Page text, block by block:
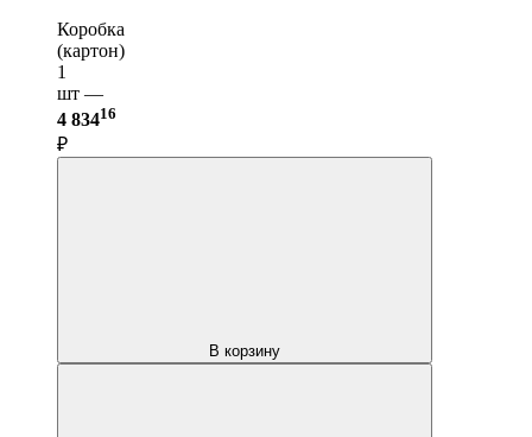
Коробка
(картон)
1
шт —
4 83416
₽
В корзину